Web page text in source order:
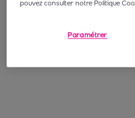
pouvez consulter notre Politique
Paramétrer